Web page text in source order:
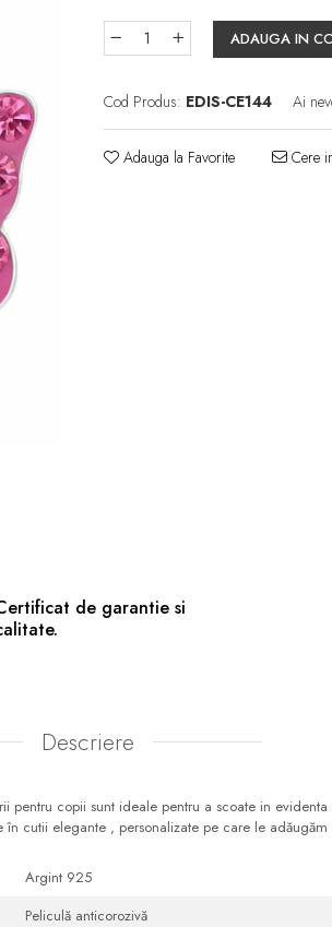
ADAUGA IN
Cod Produs: EDIS-CE144 Ai
Adauga la Favorite Cere
de garantie si
Descriere
pentru copii sunt ideale pentru a scoate in
în cutii elegante , personalizate pe care le
Argint 925
Peliculă anticorozivă